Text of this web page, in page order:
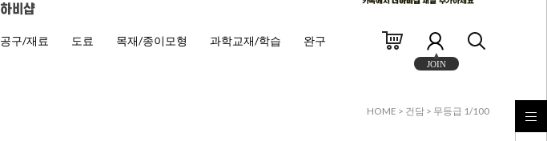
공구/재료 도료 목재/종이모형 과학교재/학습 완구
JOIN
HOME > 건담 > 무등급 1/100